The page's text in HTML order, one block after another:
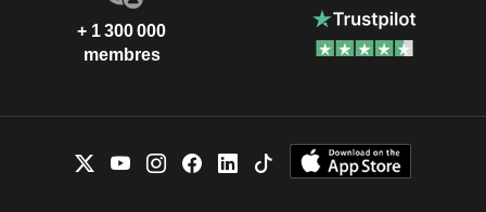
+ 1 300 000
membres